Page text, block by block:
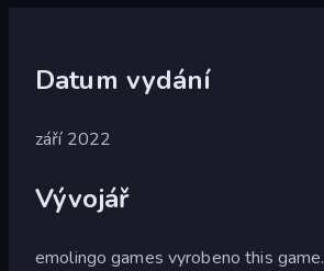
Datum vydání
září 2022
Vývojář
emolingo games vyrobeno this game.